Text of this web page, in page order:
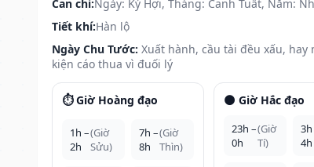
Can chi:Ngày: Kỷ Hợi, Tháng: Canh Tuất, Năm:
Tiết khí:Hàn lộ
Ngày Chu Tước: Xuất hành, cầu tài đều xấu, hay
kiện cáo thua vì đuối lý
⏱️ Giờ Hoàng đạo
1h –
2h
(Giờ
Sửu)
7h –
8h
(Giờ
Thìn)
🌑 Giờ Hắc đạo
23h –
0h
(Giờ
Tí)
3h
4h